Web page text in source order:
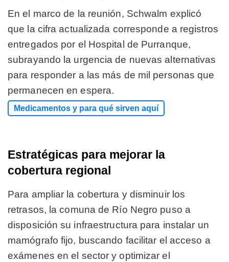
En el marco de la reunión, Schwalm explicó
que la cifra actualizada corresponde a registros
entregados por el Hospital de Purranque,
subrayando la urgencia de nuevas alternativas
para responder a las más de mil personas que
permanecen en espera.
Medicamentos y para qué sirven aquí
Estratégicas para mejorar la
cobertura regional
Para ampliar la cobertura y disminuir los
retrasos, la comuna de Río Negro puso a
disposición su infraestructura para instalar un
mamógrafo fijo, buscando facilitar el acceso a
exámenes en el sector y optimizar el